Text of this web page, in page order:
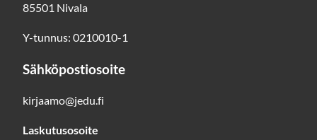
85501 Nivala
Y-tunnus: 0210010-1
Sähköpostiosoite
kirjaamo@jedu.fi
Laskutusosoite